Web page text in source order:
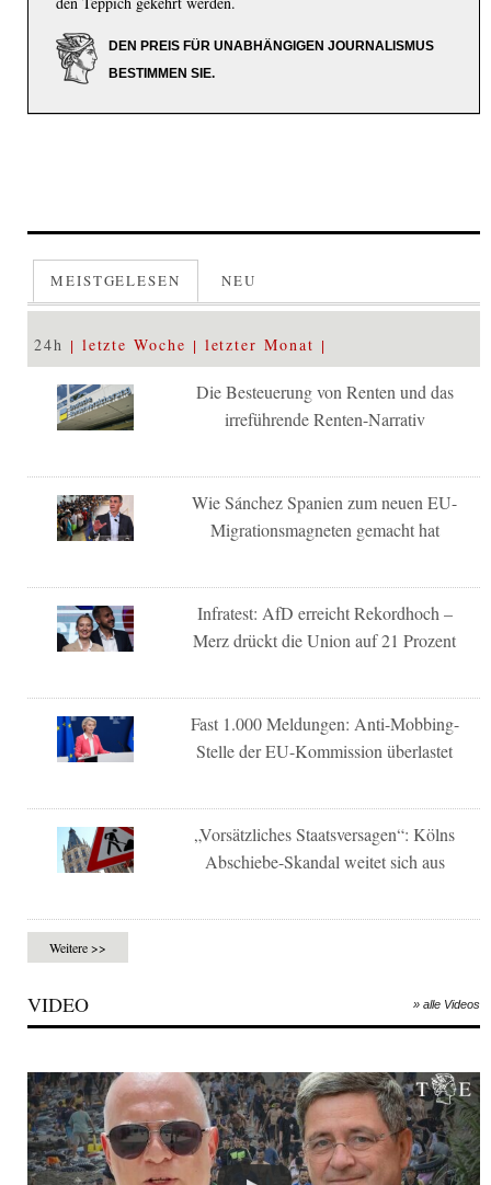
DEN PREIS FÜR UNABHÄNGIGEN JOURNALISMUS
BESTIMMEN SIE.
MEISTGELESEN NEU
24h letzte Woche letzter Monat
Die Besteuerung von Renten und das
irreführende Renten-Narrativ
Wie Sánchez Spanien zum neuen EU-
Migrationsmagneten gemacht hat
Infratest: AfD erreicht Rekordhoch –
Merz drückt die Union auf 21 Prozent
Fast 1.000 Meldungen: Anti-Mobbing-
Stelle der EU-Kommission überlastet
„Vorsätzliches Staatsversagen“: Kölns
Abschiebe-Skandal weitet sich aus
Weitere >>
VIDEO » alle Videos